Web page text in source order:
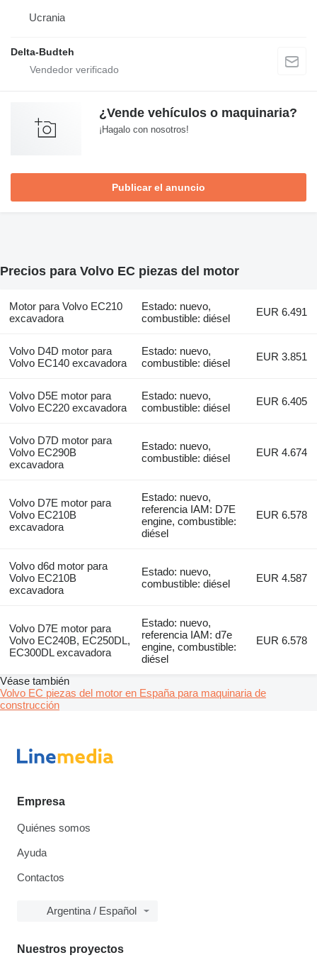
Ucrania
Delta-Budteh
¿Vende vehículos o maquinaria?
¡Hagalo con nosotros!
Publicar el anuncio
Precios para Volvo EC piezas del motor
Motor para Volvo EC210
excavadora
Estado: nuevo,
combustible: diésel
EUR 6.491
Volvo D4D motor para
Volvo EC140 excavadora
Estado: nuevo,
combustible: diésel
EUR 3.851
Volvo D5E motor para
Volvo EC220 excavadora
Estado: nuevo,
combustible: diésel
EUR 6.405
Volvo D7D motor para
Volvo EC290B
excavadora
Estado: nuevo,
combustible: diésel
EUR 4.674
Volvo D7E motor para
Volvo EC210B
excavadora
Estado: nuevo,
referencia IAM: D7E
engine, combustible:
diésel
EUR 6.578
Volvo d6d motor para
Volvo EC210B
excavadora
Estado: nuevo,
combustible: diésel
EUR 4.587
Volvo D7E motor para
Volvo EC240B, EC250DL,
EC300DL excavadora
Estado: nuevo,
referencia IAM: d7e
engine, combustible:
diésel
EUR 6.578
Véase también
Volvo EC piezas del motor en España para maquinaria de
construcción
Empresa
Quiénes somos
Ayuda
Contactos
Argentina / Español
Nuestros proyectos